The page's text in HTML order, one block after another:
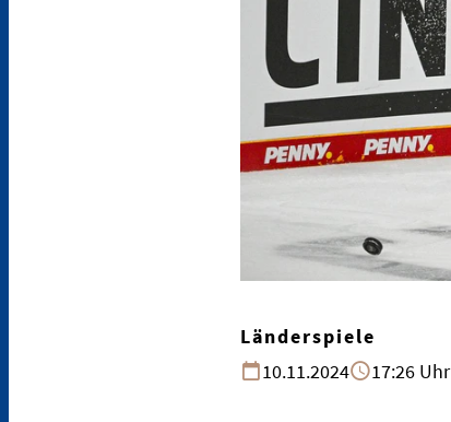
Länderspiele
10.11.2024
17:26 Uhr